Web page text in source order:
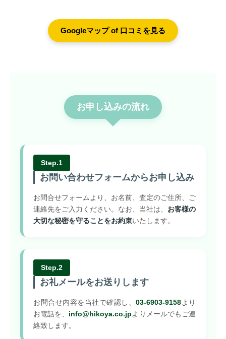
Googleマップ of 口コミを見る
お申し込みの流れ
Step.1
お問い合わせフォームからお申し込み
お問合せフォームより、お名前、査定のご住所、ご
連絡先をご入力ください。なお、当社は、 お客様の
大切な秘密を守ることをお約束いたします。
Step.2
お礼メールをお送りします
お問合せ内容を当社で確認し、 03-6903-9158より
お電話を、 info@hikoya.co.jpよりメールでもご連
絡致します。